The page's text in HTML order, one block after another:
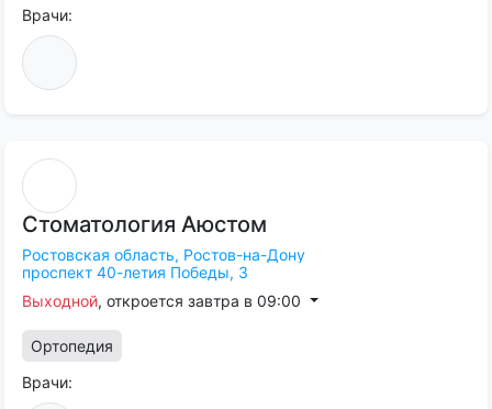
Врачи:
Стоматология Аюстом
Ростовская область, Ростов-на-Дону
проспект 40-летия Победы, 3
Выходной, откроется завтра в 09:00
Ортопедия
Врачи: